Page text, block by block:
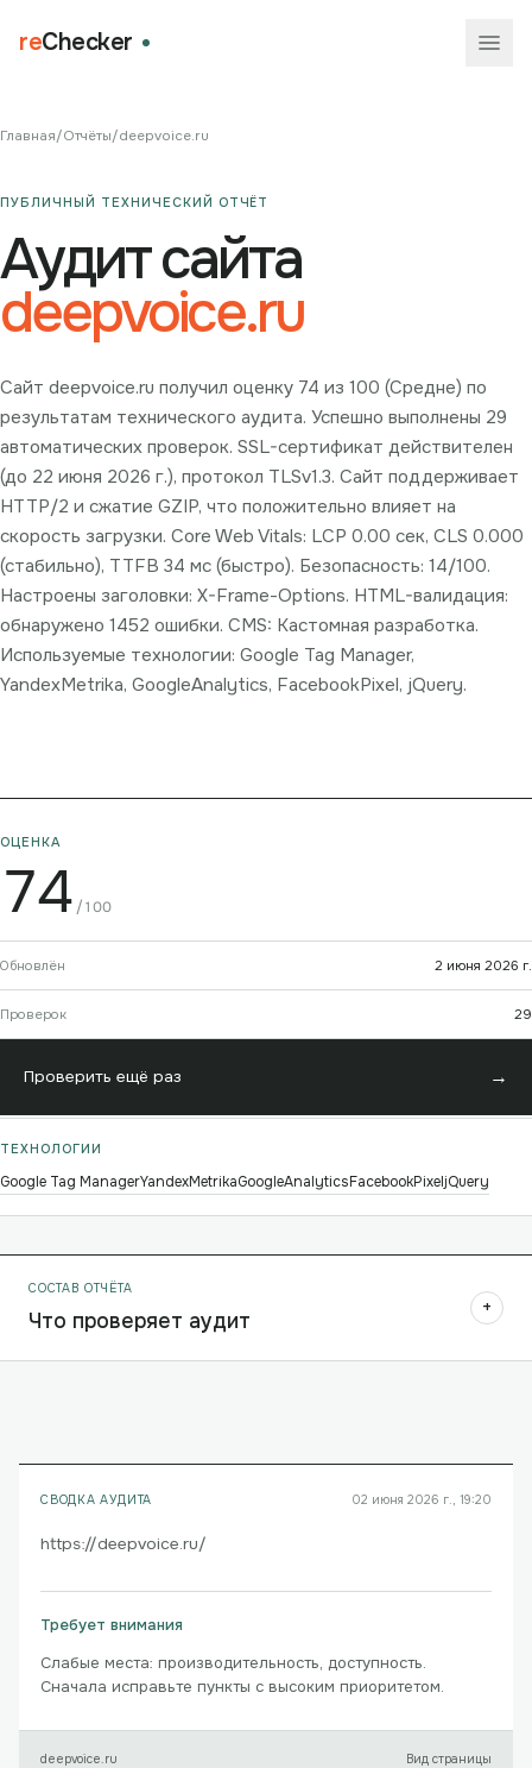
reChecker
Главная/Отчёты/deepvoice.ru
ПУБЛИЧНЫЙ ТЕХНИЧЕСКИЙ ОТЧЁТ
Аудит сайта
deepvoice.ru
Сайт deepvoice.ru получил оценку 74 из 100 (Средне) по
результатам технического аудита. Успешно выполнены 29
автоматических проверок. SSL-сертификат действителен
(до 22 июня 2026 г.), протокол TLSv1.3. Сайт поддерживает
HTTP/2 и сжатие GZIP, что положительно влияет на
скорость загрузки. Core Web Vitals: LCP 0.00 сек, CLS 0.000
(стабильно), TTFB 34 мс (быстро). Безопасность: 14/100.
Настроены заголовки: X-Frame-Options. HTML-валидация:
обнаружено 1452 ошибки. CMS: Кастомная разработка.
Используемые технологии: Google Tag Manager,
YandexMetrika, GoogleAnalytics, FacebookPixel, jQuery.
ОЦЕНКА
74 /100
Обновлён 2 июня 2026 г.
Проверок 29
Проверить ещё раз →
ТЕХНОЛОГИИ
Google Tag ManagerYandexMetrikaGoogleAnalyticsFacebookPixeljQuery
СОСТАВ ОТЧЁТА
Что проверяет аудит +
СВОДКА АУДИТА 02 июня 2026 г., 19:20
https://deepvoice.ru/
Требует внимания
Слабые места: производительность, доступность.
Сначала исправьте пункты с высоким приоритетом.
deepvoice.ru Вид страницы